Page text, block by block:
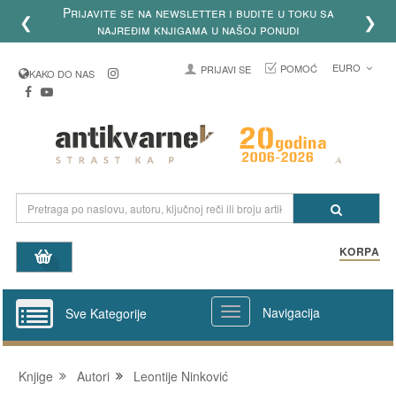
❮
Prijavite se na newsletter i budite u toku sa
najređim knjigama u našoj ponudi
❯
KAKO DO NAS PRIJAVI SE POMOĆ EURO
KORPA
Sve Kategorije Navigacija
Knjige Autori Leontije Ninković